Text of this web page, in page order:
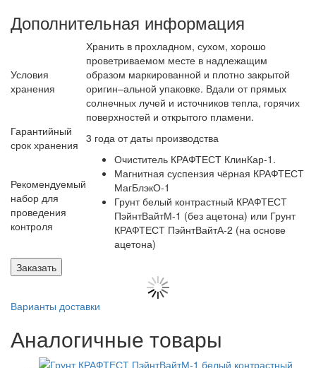
Дополнительная информация
Условия
хранения
Хранить в прохладном, сухом, хорошо
проветриваемом месте в надлежащим
образом маркированной и плотно закрытой
оригин–альной упаковке. Вдали от прямых
солнечных лучей и источников тепла, горячих
поверхностей и открытого пламени.
Гарантийный
срок хранения 3 года от даты производства
Рекомендуемый
набор для
проведения
контроля
Очиститель КРАФТЕСТ КлинКар-1.
Магнитная суспензия чёрная КРАФТЕСТ
МагБлэкО-1
Грунт белый контрастный КРАФТЕСТ
ПэйнтВайтМ-1 (без ацетона) или Грунт
КРАФТЕСТ ПэйнтВайтА-2 (на основе
ацетона)
Заказать
Варианты доставки
Аналогичные товары